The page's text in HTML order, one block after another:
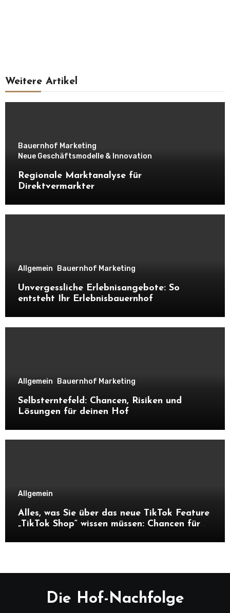
Weitere Artikel
Bauernhof Marketing
Neue Geschäftsmodelle & Innovation
Regionale Marktanalyse für
Direktvermarkter
Allgemein Bauernhof Marketing
Unvergessliche Erlebnisangebote: So
entsteht Ihr Erlebnisbauernhof
Allgemein Bauernhof Marketing
Selbsterntefeld: Chancen, Risiken und
Lösungen für deinen Hof
Allgemein
Alles, was Sie über das neue TikTok Feature
„TikTok Shop“ wissen müssen: Chancen für
Die Hof-Nachfolge